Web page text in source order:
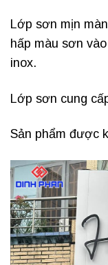
Lớp sơn mịn
hấp màu sơn
inox.
Lớp sơn cung
Sản phẩm được